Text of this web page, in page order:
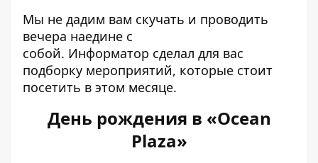
Мы не дадим вам скучать и проводить
вечера наедине с
собой. Информатор сделал для вас
подборку мероприятий, которые стоит
посетить в этом месяце.
День рождения в «Ocean
Plaza»